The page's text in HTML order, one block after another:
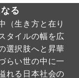
る
（生き方と在り
タイルの幅を広
選択肢へと昇華
らい世の中に一
れる日本社会の